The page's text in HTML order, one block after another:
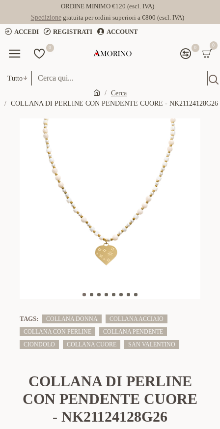
ORDINE MINIMO €120 (escl. IVA)
Spedizionegratuita per ordini superiori a €800 (escl. IVA)
ACCEDI
REGISTRATI ACCOUNT
0 0 0
Tutto
Cerca
COLLANA DI PERLINE CON PENDENTE CUORE - NK21124128G26
TAGS: COLLANA DONNA
COLLANA ACCIAIO
COLLANA CON PERLINE
COLLANA PENDENTE
CIONDOLO
COLLANA CUORE SAN VALENTINO
COLLANA DI PERLINE
CON PENDENTE CUORE
- NK21124128G26